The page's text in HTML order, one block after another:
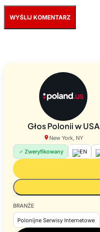
Głos Polonii w USA
New York, NY
Zweryfikowany
EN
BRANŻE
Polonijne Serwisy Internetowe